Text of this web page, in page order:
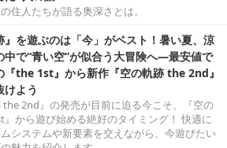
住人たちが語る奥深さとは。
』を遊ぶのは「今」がベスト！暑い夏、涼
中で“青い空”が似合う大冒険へ―最安値で
『the 1st』から新作『空の軌跡 the 2nd』
けよう
the 2nd』の発売が目前に迫る今こそ、『空の
』から遊び始める絶好のタイミング！ 快適に
システムや新要素を交えながら、今遊びたい